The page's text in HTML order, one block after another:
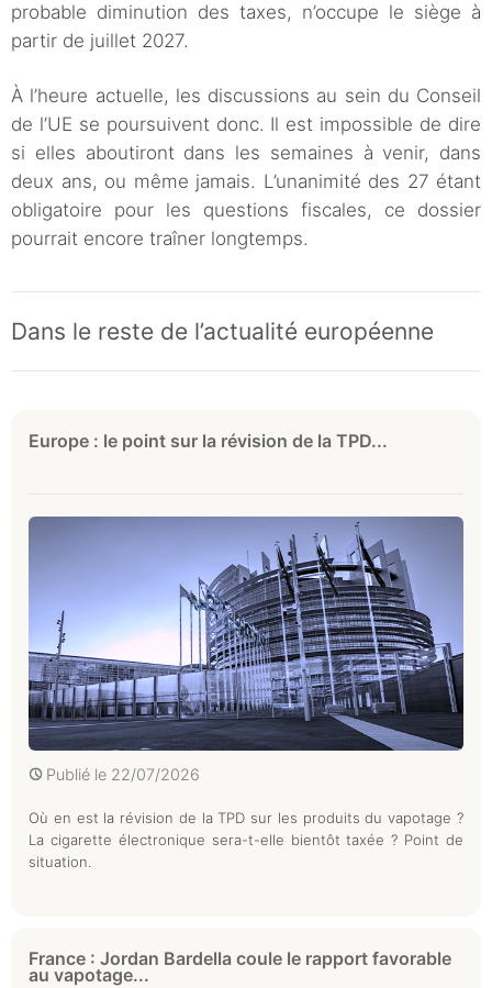
probable diminution des taxes, n’occupe le siège à
partir de juillet 2027.
À l’heure actuelle, les discussions au sein du Conseil
de l’UE se poursuivent donc. Il est impossible de dire
si elles aboutiront dans les semaines à venir, dans
deux ans, ou même jamais. L’unanimité des 27 étant
obligatoire pour les questions fiscales, ce dossier
pourrait encore traîner longtemps.
Dans le reste de l’actualité européenne
Europe : le point sur la révision de la TPD...
Publié le 22/07/2026
Où en est la révision de la TPD sur les produits du vapotage ?
La cigarette électronique sera-t-elle bientôt taxée ? Point de
situation.
France : Jordan Bardella coule le rapport favorable
au vapotage...